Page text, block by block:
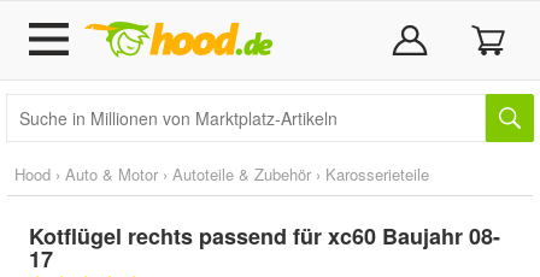
Hood › Auto & Motor › Autoteile & Zubehör › Karosserieteile
Kotflügel rechts passend für xc60 Baujahr 08-
17